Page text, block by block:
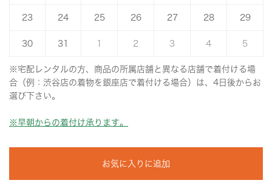
23 24 25 26 27 28 29
30 31 1 2 3 4 5
※宅配レンタルの方、商品の所属店舗と異なる店舗で着付ける場
合（例：渋谷店の着物を銀座店で着付ける場合）は、4日後からお
選び下さい。
※早朝からの着付け承ります。
お気に入りに追加